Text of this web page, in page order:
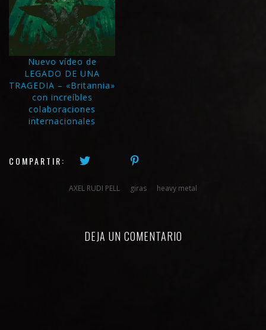
Nuevo vídeo de
LEGADO DE UNA
TRAGEDIA – «Britannia»
con increíbles
colaboraciones
internacionales
COMPARTIR:
AXEL RUDI PELL giras heavy metal
DEJA UN COMENTARIO